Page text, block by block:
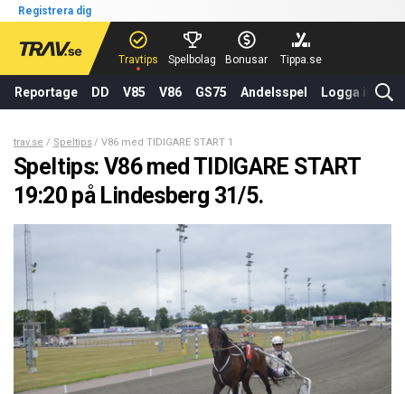
Registrera dig
Travtips Spelbolag Bonusar Tippa.se
Reportage DD V85 V86 GS75 Andelsspel Logga in
trav.se Speltips V86 med TIDIGARE START 19:20 på Lindesberg 31/5.
Speltips: V86 med TIDIGARE START
19:20 på Lindesberg 31/5.